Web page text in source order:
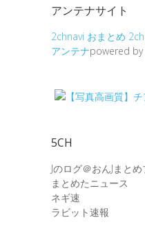
アンテナサイト
2chnavi おまとめ
アンテナpowered
5CH
Jのログ＠おんJまと
まとめたニュース
ネギ速
ラビット速報